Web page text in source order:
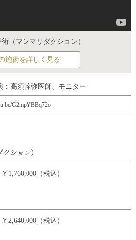
（マンマリダクション）
施術を詳しく見る
：高須幹弥医師、モニター
G2mpYBBq72o
ション）
￥1,760,000（税込）
￥2,640,000（税込）